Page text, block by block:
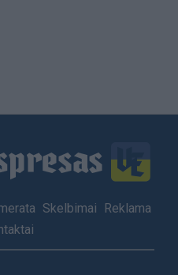
Skelbimai
Reklama